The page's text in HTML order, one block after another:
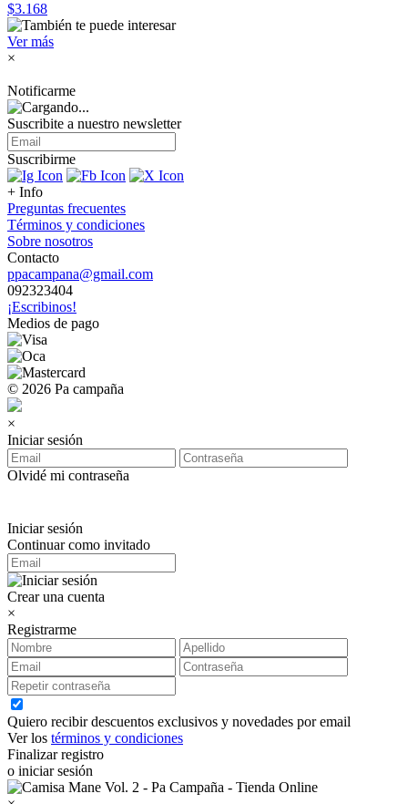
$3.168
Ver más
×
Notificarme
Suscribite a nuestro newsletter
Suscribirme
+ Info
Preguntas frecuentes
Términos y condiciones
Sobre nosotros
Contacto
ppacampana@gmail.com
092323404
¡Escribinos!
Medios de pago
© 2026 Pa campaña
×
Iniciar sesión
Olvidé mi contraseña
Iniciar sesión
Continuar como invitado
Crear una cuenta
×
Registrarme
Quiero recibir descuentos exclusivos y novedades por email
Ver los términos y condiciones
Finalizar registro
o iniciar sesión